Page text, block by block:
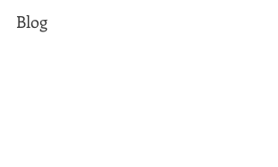
Blog